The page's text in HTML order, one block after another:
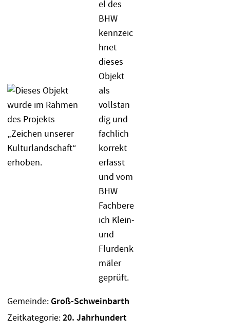
Gemeinde:Groß-Schweinbarth
Zeitkategorie:20. Jahrhundert